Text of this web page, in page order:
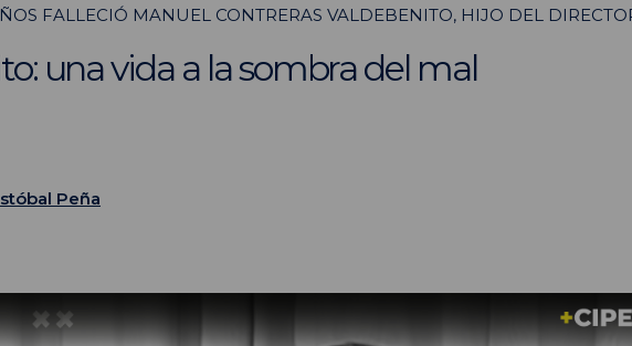
FALLECIÓ MANUEL CONTRERAS VALDEBENITO, HIJO DEL
una vida a la sombra del mal
Peña